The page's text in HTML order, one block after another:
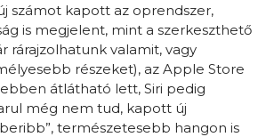
számot kapott az oprendszer,
is megjelent, mint a szerkeszthető
rárajzolhatunk valamit, vagy
részeket), az Apple Store
átlátható lett, Siri pedig
még nem tud, kapott új
természetesebb hangon is